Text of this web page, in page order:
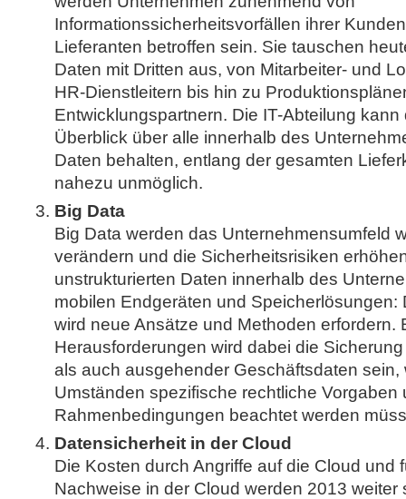
Informationssicherheitsvorfällen ihrer
Lieferanten betroffen sein. Sie tauschen
Daten mit Dritten aus, von Mitarbeiter- und
HR-Dienstleitern bis hin zu
Entwicklungspartnern. Die IT-Abteilung
Überblick über alle innerhalb des
Daten behalten, entlang der gesamten
nahezu unmöglich.
Big Data
Big Data werden das Unternehmensumfeld
verändern und die Sicherheitsrisiken
unstrukturierten Daten innerhalb des
mobilen Endgeräten und Speicherlösungen:
wird neue Ansätze und Methoden erfordern.
Herausforderungen wird dabei die
als auch ausgehender Geschäftsdaten sein,
Umständen spezifische rechtliche Vorgaben
Rahmenbedingungen beachtet werden
Datensicherheit in der Cloud
Die Kosten durch Angriffe auf die Cloud und
Nachweise in der Cloud werden 2013 weiter